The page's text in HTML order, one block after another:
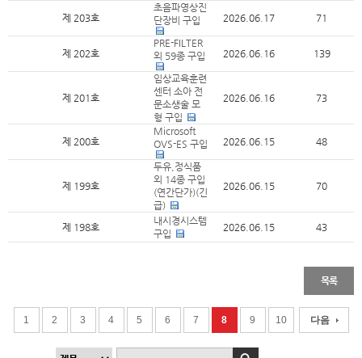
제 203호
초음파영상진
단장비 구입
2026.06.17 71
제 202호
PRE-FILTER
외 59종 구입
2026.06.16 139
제 201호
임상교육훈련
센터 소아 전
문소생술 모
형 구입
2026.06.16 73
제 200호
Microsoft
OVS-ES 구입
2026.06.15 48
제 199호
두유,정식품
외 14종 구입
(연간단가)(긴
급)
2026.06.15 70
제 198호
내시경시스템
구입
2026.06.15 43
목록
1 2 3 4 5 6 7 8 9 10 다음